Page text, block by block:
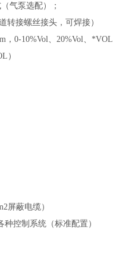
气泵选配）；
转接螺丝接头，可焊接）
，0-10%Vol、20%Vol、*VOL
）
屏蔽电缆）
控制系统（标准配置）